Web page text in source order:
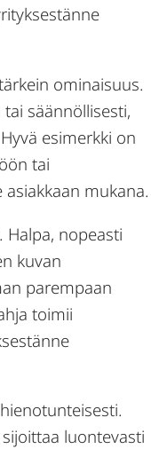
ominaisuus.
säännöllisesti,
esimerkki on
tai
mukana.
Halpa, nopeasti
kuvan
parempaan
toimii
luontevasti